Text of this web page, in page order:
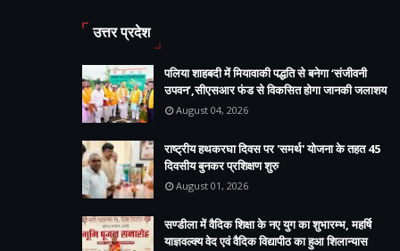
उत्तर प्रदेश
पलिया शाहबदी में मियावाकी पद्धति से बनेगा ‘संजीवनी
उपवन’,सीएसआर फंड से विकसित होगा जानकी जलाशय
August 04, 2026
राष्ट्रीय हथकरघा दिवस पर 'समर्थ' योजना के तहत 45
दिवसीय बुनकर प्रशिक्षण शुरु
August 01, 2026
सण्डीला में वैदिक शिक्षा के नए युग का शुभारम्भ, महर्षि
याज्ञवल्क्य वेद एवं वैदिक विद्यापीठ का हुआ शिलान्यास